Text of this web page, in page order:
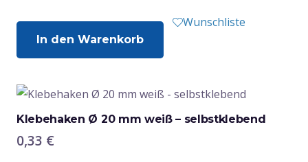
In den Warenkorb
Wunschliste
Klebehaken Ø 20 mm weiß – selbstklebend
0,33 €